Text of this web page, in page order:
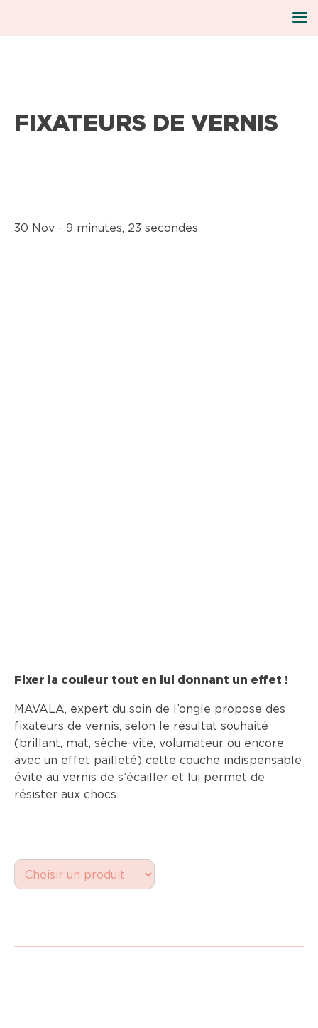
Skip
toFIXATEURS DE VERNIS
30 Nov - 9 minutes, 23 secondes
Fixer la couleur tout en lui donnant un effet !
MAVALA, expert du soin de l’ongle propose des
fixateurs de vernis, selon le résultat souhaité
(brillant, mat, sèche-vite, volumateur ou encore
avec un effet pailleté) cette couche indispensable
évite au vernis de s’écailler et lui permet de
résister aux chocs.